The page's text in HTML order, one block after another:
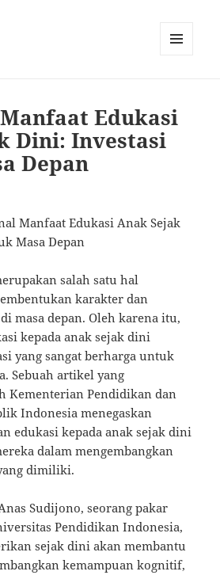
Edukasi
Dini: Investasi
Depan
Manfaat Edukasi Anak Sejak
Masa Depan
salah satu hal
karakter dan
masa depan. Oleh karena itu,
kepada anak sejak dini
yang sangat berharga untuk
Sebuah artikel yang
Kementerian Pendidikan dan
Indonesia menegaskan
edukasi kepada anak sejak dini
dalam mengembangkan
dimiliki.
Sudijono, seorang pakar
Pendidikan Indonesia,
sejak dini akan membantu
kemampuan kognitif,